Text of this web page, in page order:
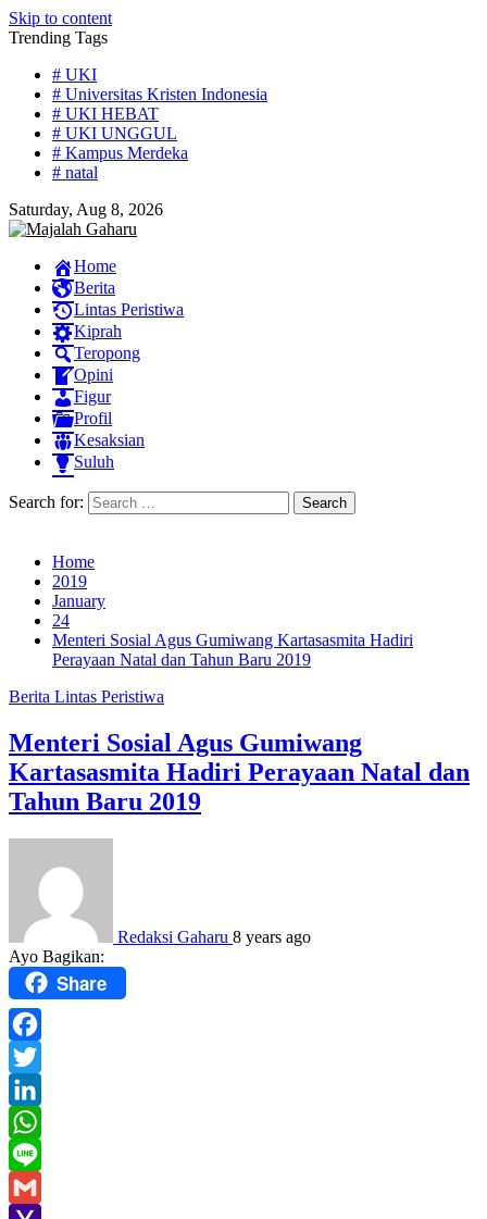
Skip to content
Trending Tags
# UKI
# Universitas Kristen Indonesia
# UKI HEBAT
# UKI UNGGUL
# Kampus Merdeka
# natal
Saturday, Aug 8, 2026
Home
Berita
Lintas Peristiwa
Kiprah
Teropong
Opini
Figur
Profil
Kesaksian
Suluh
Search for:
Home
2019
January
24
Menteri Sosial Agus Gumiwang Kartasasmita Hadiri
Perayaan Natal dan Tahun Baru 2019
Berita Lintas Peristiwa
Menteri Sosial Agus Gumiwang
Kartasasmita Hadiri Perayaan Natal dan
Tahun Baru 2019
Redaksi Gaharu 8 years ago
Ayo Bagikan:
Share
Facebook
Twitter
LinkedIn
WhatsApp
Line